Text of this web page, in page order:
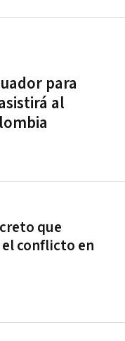
para
al
que
conflicto en